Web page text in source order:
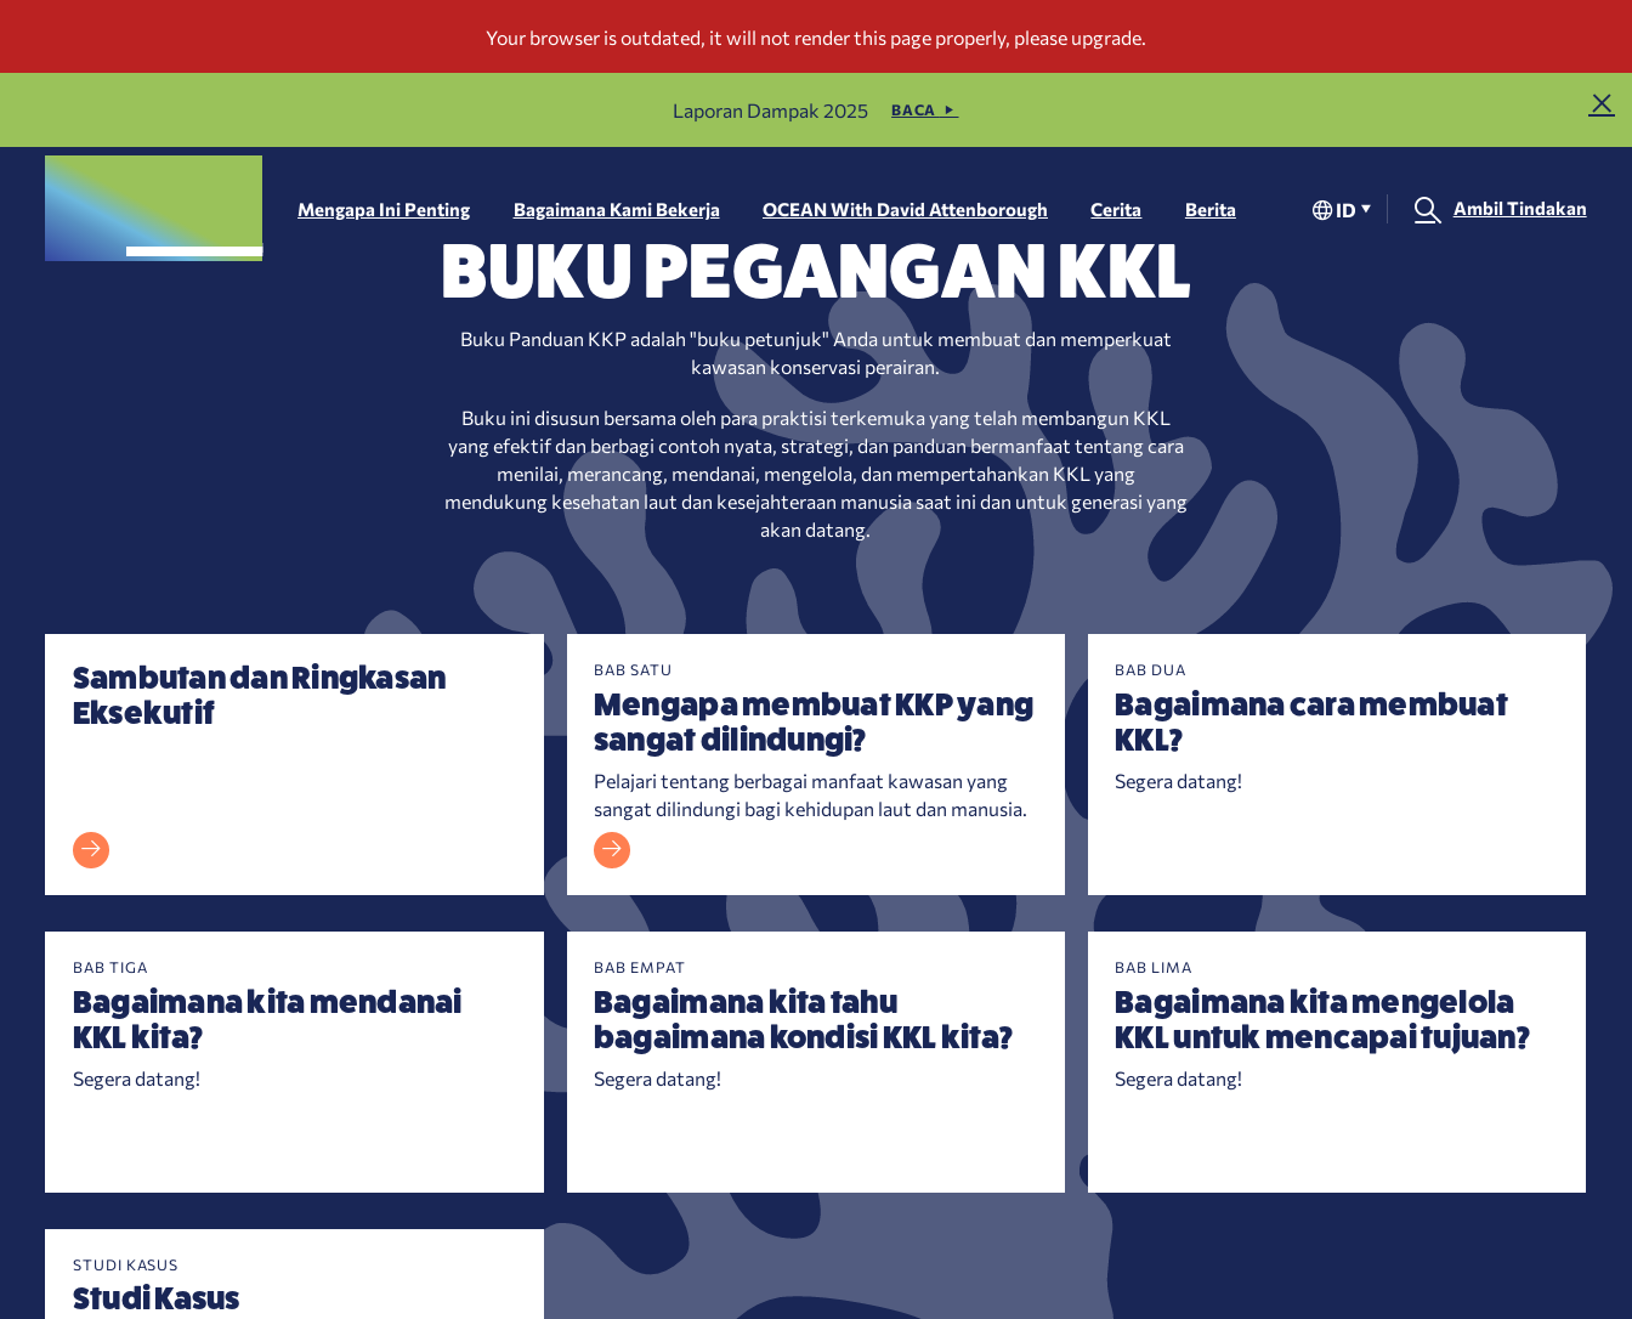
Laporan Dampak 2025 BACA
Mengapa Ini Penting Bagaimana Kami Bekerja OCEAN With David Attenborough Cerita Berita ID Ambil Tindakan
BUKU PEGANGAN KKL
Buku Panduan KKP adalah "buku petunjuk" Anda untuk membuat dan memperkuat
kawasan konservasi perairan.
Buku ini disusun bersama oleh para praktisi terkemuka yang telah membangun KKL
yang efektif dan berbagi contoh nyata, strategi, dan panduan bermanfaat tentang cara
menilai, merancang, mendanai, mengelola, dan mempertahankan KKL yang
mendukung kesehatan laut dan kesejahteraan manusia saat ini dan untuk generasi yang
akan datang.
Sambutan dan Ringkasan
Eksekutif
BAB SATU
Mengapa membuat KKP yang
sangat dilindungi?
Pelajari tentang berbagai manfaat kawasan yang
sangat dilindungi bagi kehidupan laut dan manusia.
BAB DUA
Bagaimana cara membuat
KKL?
Segera datang!
BAB TIGA
Bagaimana kita mendanai
KKL kita?
Segera datang!
BAB EMPAT
Bagaimana kita tahu
bagaimana kondisi KKL kita?
Segera datang!
BAB LIMA
Bagaimana kita mengelola
KKL untuk mencapai tujuan?
Segera datang!
STUDI KASUS
Studi Kasus